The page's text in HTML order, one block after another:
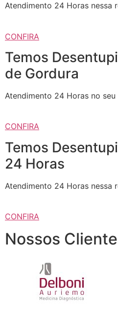
Atendimento 24 Horas nessa
CONFIRA
Temos
de Gordura
Atendimento 24 Horas no seu
CONFIRA
Temos
24 Horas
Atendimento 24 Horas nessa
CONFIRA
Nossos